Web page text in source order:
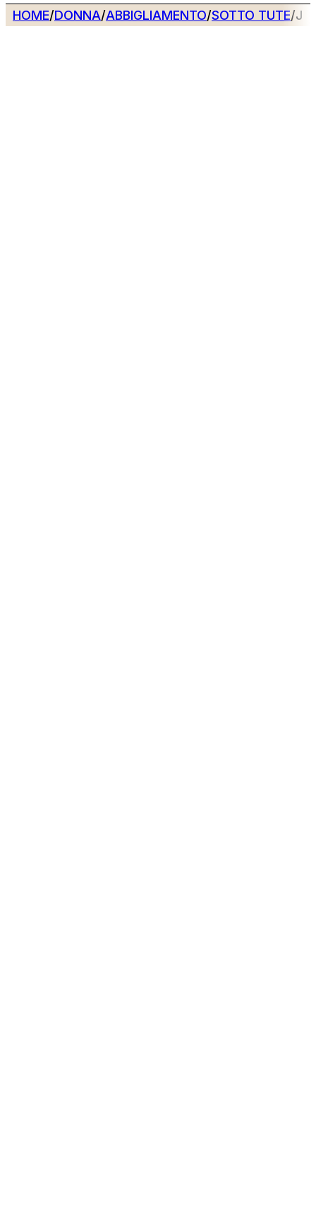
HOME/DONNA/ABBIGLIAMENTO/SOTTO TUTE/